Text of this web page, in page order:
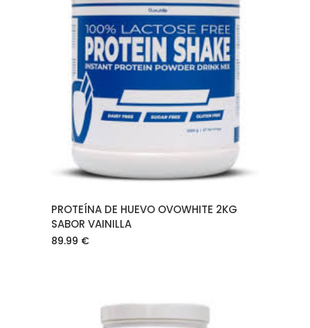
AÑADIR AL CARRITO
PROTEÍNA DE HUEVO OVOWHITE 2KG
SABOR VAINILLA
89.99 €